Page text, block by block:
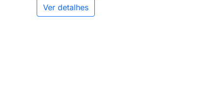
Ver detalhes